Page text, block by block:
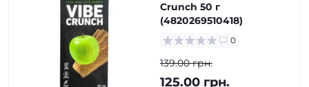
Crunch 50 г
(4820269510418)
0
139.00 грн.
125.00 грн.